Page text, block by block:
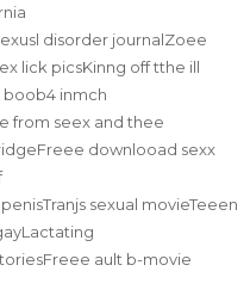
disorder journalZoee
lick picsKinng off tthe ill
boob4 inmch
from seex and thee
downlooad sexx
sexual movieTeeen
ault b-movie